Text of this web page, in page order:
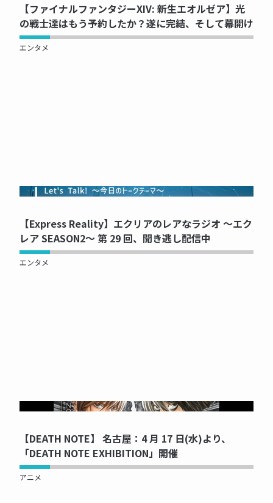
【ファイナルファンタジーXIV: 新生エオルゼア】光
の戦士達はもう予約したか？遂に完結、そして幕開け
エンタメ
NOW PRINTING...
【Express Reality】エクリアのレアなラジオ ～エク
レア SEASON2～ 第 29 回、聞き逃し配信中
エンタメ
NOW PRINTING...
【DEATH NOTE】 名古屋：4 月 17 日(水)より、
「DEATH NOTE EXHIBITION」開催
アニメ